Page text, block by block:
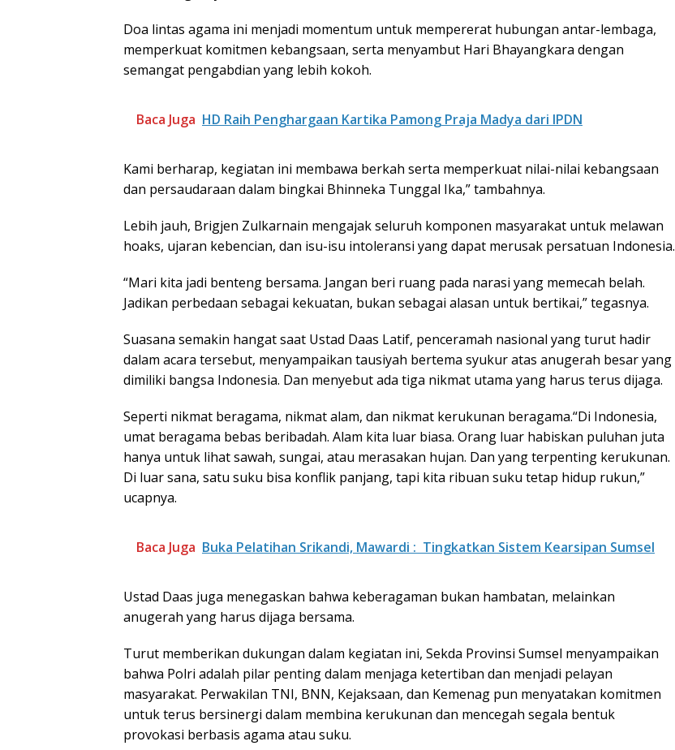
Doa lintas agama ini menjadi momentum untuk mempererat hubungan antar-lembaga,
memperkuat komitmen kebangsaan, serta menyambut Hari Bhayangkara dengan
semangat pengabdian yang lebih kokoh.
Baca Juga HD Raih Penghargaan Kartika Pamong Praja Madya dari IPDN
Kami berharap, kegiatan ini membawa berkah serta memperkuat nilai-nilai kebangsaan
dan persaudaraan dalam bingkai Bhinneka Tunggal Ika,” tambahnya.
Lebih jauh, Brigjen Zulkarnain mengajak seluruh komponen masyarakat untuk melawan
hoaks, ujaran kebencian, dan isu-isu intoleransi yang dapat merusak persatuan Indonesia.
“Mari kita jadi benteng bersama. Jangan beri ruang pada narasi yang memecah belah.
Jadikan perbedaan sebagai kekuatan, bukan sebagai alasan untuk bertikai,” tegasnya.
Suasana semakin hangat saat Ustad Daas Latif, penceramah nasional yang turut hadir
dalam acara tersebut, menyampaikan tausiyah bertema syukur atas anugerah besar yang
dimiliki bangsa Indonesia. Dan menyebut ada tiga nikmat utama yang harus terus dijaga.
Seperti nikmat beragama, nikmat alam, dan nikmat kerukunan beragama.“Di Indonesia,
umat beragama bebas beribadah. Alam kita luar biasa. Orang luar habiskan puluhan juta
hanya untuk lihat sawah, sungai, atau merasakan hujan. Dan yang terpenting kerukunan.
Di luar sana, satu suku bisa konflik panjang, tapi kita ribuan suku tetap hidup rukun,”
ucapnya.
Baca Juga Buka Pelatihan Srikandi, Mawardi : Tingkatkan Sistem Kearsipan Sumsel
Ustad Daas juga menegaskan bahwa keberagaman bukan hambatan, melainkan
anugerah yang harus dijaga bersama.
Turut memberikan dukungan dalam kegiatan ini, Sekda Provinsi Sumsel menyampaikan
bahwa Polri adalah pilar penting dalam menjaga ketertiban dan menjadi pelayan
masyarakat. Perwakilan TNI, BNN, Kejaksaan, dan Kemenag pun menyatakan komitmen
untuk terus bersinergi dalam membina kerukunan dan mencegah segala bentuk
provokasi berbasis agama atau suku.